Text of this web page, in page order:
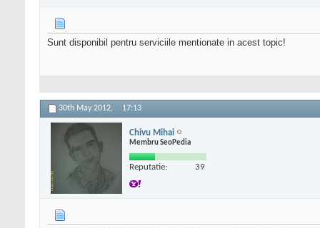
Sunt disponibil pentru serviciile mentionate in acest topic!
30th May 2012, 17:13
Chivu Mihai
Membru SeoPedia
Reputatie: 39